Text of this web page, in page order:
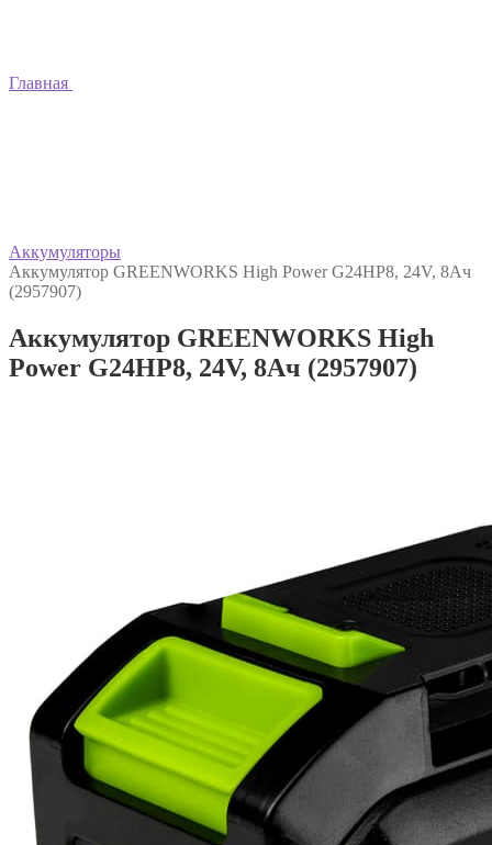
Главная
Аккумуляторы
Аккумулятор GREENWORKS High Power G24HP8, 24V, 8Ач
(2957907)
Аккумулятор GREENWORKS High
Power G24HP8, 24V, 8Ач (2957907)